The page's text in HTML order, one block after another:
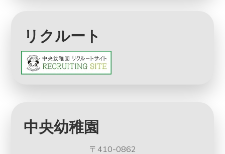
リクルート
中央幼稚園
〒410-0862